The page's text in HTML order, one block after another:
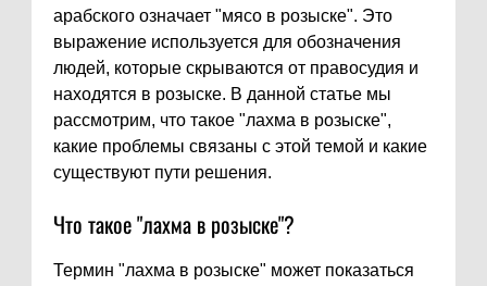
арабского означает "мясо в розыске". Это
выражение используется для обозначения
людей, которые скрываются от правосудия и
находятся в розыске. В данной статье мы
рассмотрим, что такое "лахма в розыске",
какие проблемы связаны с этой темой и какие
существуют пути решения.
Что такое "лахма в розыске"?
Термин "лахма в розыске" может показаться